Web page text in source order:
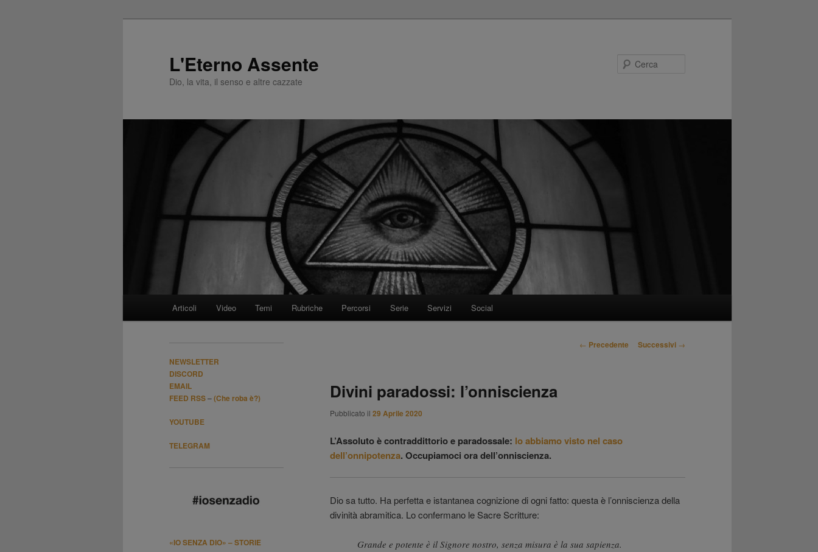
L'Eterno Assente
Dio, la vita, il senso e altre cazzate
Vai
contenuto
principale
Articoli Video Temi Rubriche Percorsi Serie Servizi Social
Navigazione
← Precedente Successivi →
Divini paradossi: l’onniscienza
Pubblicato il 29 Aprile 2020
L’Assoluto è contraddittorio e paradossale: lo abbiamo visto nel caso
dell’onnipotenza. Occupiamoci ora dell’onniscienza.
Dio sa tutto. Ha perfetta e istantanea cognizione di ogni fatto: questa è l’onniscienza della
divinità abramitica. Lo confermano le Sacre Scritture:
Grande e potente è il Signore nostro, senza misura è la sua sapienza.
NEWSLETTER
DISCORD
EMAIL
FEED RSS–(Che roba è?)
YOUTUBE
TELEGRAM
«IO SENZA DIO» – STORIE